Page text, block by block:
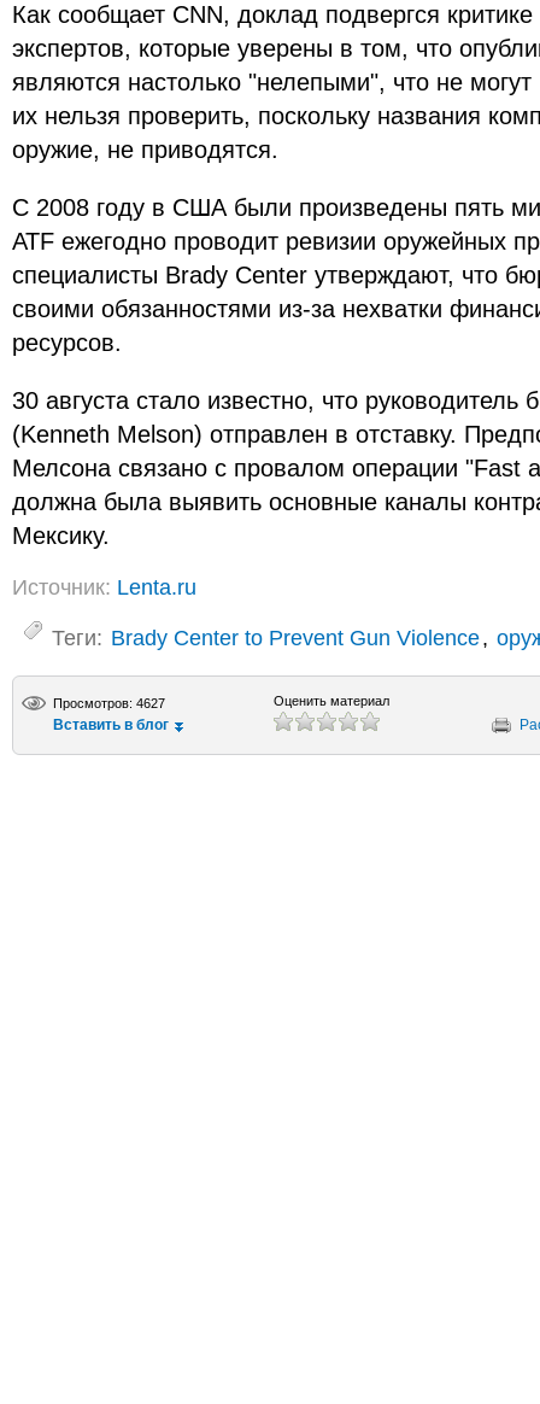
Как сообщает CNN, доклад подвергся
экспертов, которые уверены в том, что
являются настолько "нелепыми", что не
их нельзя проверить, поскольку названия
оружие, не приводятся.
С 2008 году в США были произведены пять
ATF ежегодно проводит ревизии оружейных
специалисты Brady Center утверждают, что
своими обязанностями из-за нехватки
ресурсов.
30 августа стало известно, что
(Kenneth Melson) отправлен в отставку.
Мелсона связано с провалом операции "Fast
должна была выявить основные каналы
Мексику.
Источник: Lenta.ru
Теги: Brady Center to Prevent Gun Violence,
Просмотров: 4627
Вставить в блог
Оценить материал